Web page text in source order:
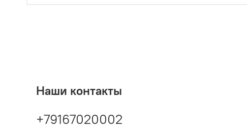
Наши контакты
+79167020002